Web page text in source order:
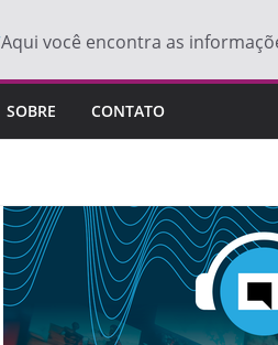
Aqui você encontra as
SOBRE CONTATO